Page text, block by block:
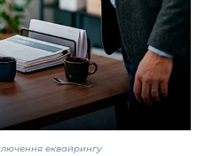
еквайрингу